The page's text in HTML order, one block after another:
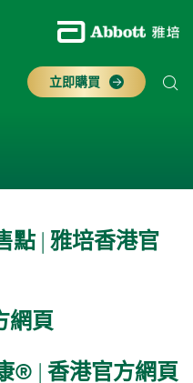
立即購買
點 | 雅培香港官
網頁
® | 香港官方網頁